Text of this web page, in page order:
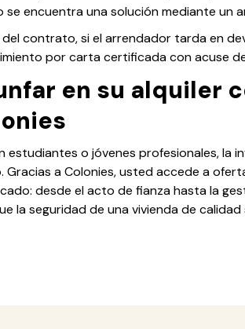
se encuentra una solución mediante un
del contrato, si el arrendador tarda en
por carta certificada con acuse
en su alquiler
estudiantes o jóvenes profesionales, la
Gracias a Colonies, usted accede a
desde el acto de fianza hasta la
la seguridad de una vivienda de